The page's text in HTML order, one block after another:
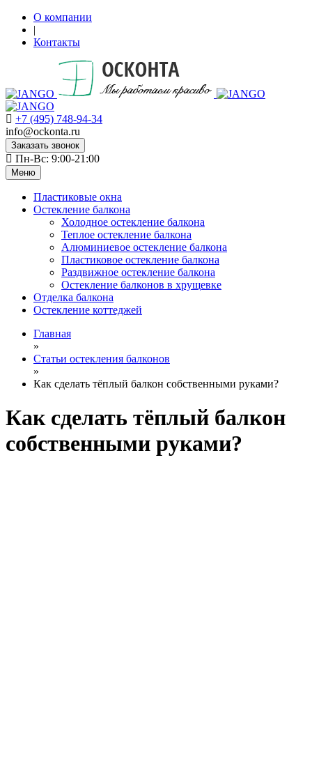
О компании
|
Контакты
+7 (495) 748-94-34
info@ockonta.ru
Заказать звонок
Пн-Вс: 9:00-21:00
Меню
Пластиковые окна
Остекление балкона
Холодное остекление балкона
Теплое остекление балкона
Алюминиевое остекление балкона
Пластиковое остекление балкона
Раздвижное остекление балкона
Остекление балконов в хрущевке
Отделка балкона
Остекление коттеджей
Главная
»
Статьи остекления балконов
»
Как сделать тёплый балкон собственными руками?
Как сделать тёплый балкон
собственными руками?